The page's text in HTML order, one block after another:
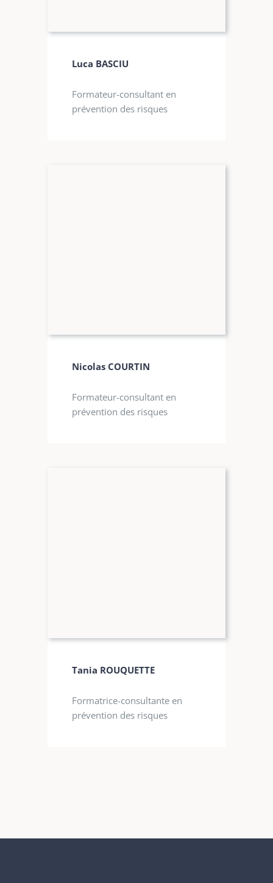
Luca BASCIU
Formateur-consultant en
prévention des risques
Nicolas COURTIN
Formateur-consultant en
prévention des risques
Tania ROUQUETTE
Formatrice-consultante en
prévention des risques